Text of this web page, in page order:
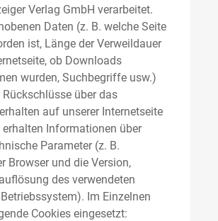
Verlag GmbH verarbeitet.
Daten (z. B. welche Seite
ist, Länge der Verweildauer
ob Downloads
wurden, Suchbegriffe usw.)
über das
auf unserer Internetseite
erhalten Informationen über
Parameter (z. B.
Browser und die Version,
des verwendeten
Im Einzelnen
Cookies eingesetzt: